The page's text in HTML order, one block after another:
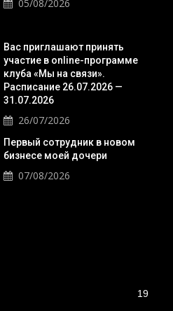
05/08/2026
Вас приглашают принять
участие в online-программе
клуба «Мы на связи».
Расписание 26.07.2026 —
31.07.2026
26/07/2026
Первый сотрудник в новом
бизнесе моей дочери
07/08/2026
19